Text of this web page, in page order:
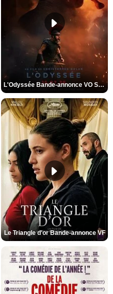
L'Odyssée Bande-annonce VO STFR
Le Triangle d'or Bande-annonce VF